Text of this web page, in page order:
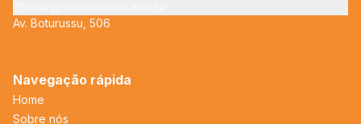
Av. Boturussu, 506
Navegação rápida
Home
Sobre nós